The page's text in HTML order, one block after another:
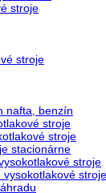
stroje
stroje
nafta, benzín
stroje
stroje
stacionárne
stroje
stroje